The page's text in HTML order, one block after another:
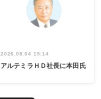
2026.08.04 15:14
アルテミラＨＤ社長に本田氏